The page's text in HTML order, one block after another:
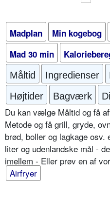
Madplan Min kogebog
Mad 30 min
Måltid Ingredienser
Højtider
Bagværk
Du kan vælge Måltid og få
Metode og få grill, gryde,
brød, boller og lagkage osv.
liter og udenlandske mål -
imellem - Eller prøv en af
Airfryer